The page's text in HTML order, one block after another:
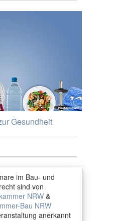
Gesundheit
im Bau- und
sind von
NRW&
Bau NRW
anerkannt